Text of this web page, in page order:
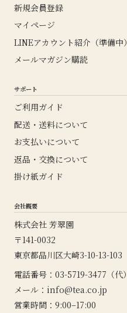
新規会員登録
マイページ
LINEアカウント紹介（準備中）
メールマガジン購読
サポート
ご利用ガイド
配送・送料について
お支払いについて
返品・交換について
掛け紙ガイド
会社概要
株式会社 芳翠園
〒141-0032
東京都品川区大崎3-10-13-103
電話番号：03-5719-3477（代）
メール： info@tea.co.jp
営業時間：9:00–17:00